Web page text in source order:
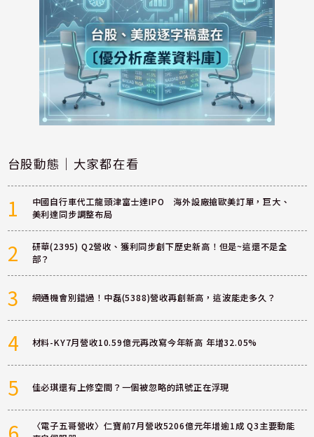
台股動態｜大家都在看
1
中國自行車代工龍頭津富士達IPO 海外設廠搶歐美訂單，巨大、
美利達同步調整布局
2
研華(2395) Q2營收、獲利同步創下歷史新高！但是~這還不是全
部？
3 網通機會別錯過！中磊(5388)營收再創新高，這波能走多久？
4 材料-KY7月營收10.59億元再改寫今年新高 年增32.05%
5 佳必琪還有上修空間？一個被忽略的訊號正在浮現
〈電子五哥營收〉仁寶前7月營收5206億元年增逾1成 Q3主要動能